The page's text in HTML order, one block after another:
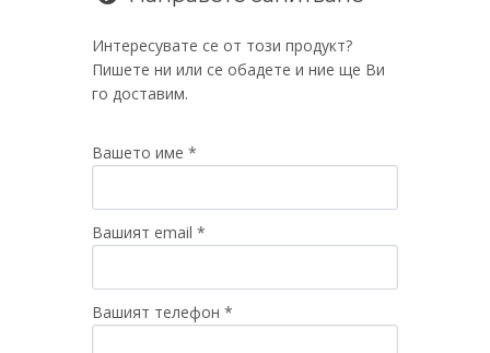
Интересувате се от този продукт?
Пишете ни или се обадете и ние ще Ви
го доставим.
Вашето име *
Вашият email *
Вашият телефон *